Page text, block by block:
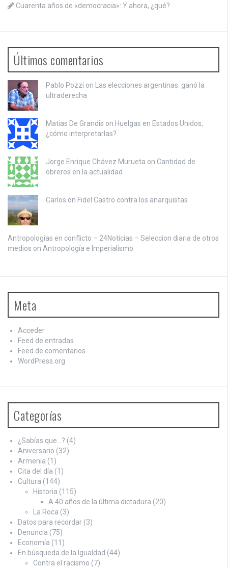
Cuarenta años de «democracia»: Y ahora, ¿qué?
Últimos comentarios
Pablo Pozzi on
Las elecciones argentinas: ganó la
ultraderecha
Matias De Grandis on Huelgas en Estados Unidos,
¿cómo interpretarlas?
Jorge Enrique Chávez Murueta on Cantidad de
obreros en la actualidad
Carlos on Fidel Castro contra los anarquistas
Antropologías en conflicto – 24Noticias – Seleccion diaria de otros
medios on Antropología e Imperialismo
Meta
Acceder
Feed de entradas
Feed de comentarios
WordPress.org
Categorías
¿Sabías que…? (4)
Aniversario (32)
Armenia (1)
Cita del día (1)
Cultura (144)
Historia (115)
A 40 años de la última dictadura (20)
La Roca (3)
Datos para recordar (3)
Denuncia (75)
Economía (11)
En búsqueda de la Igualdad (44)
Contra el racismo (7)